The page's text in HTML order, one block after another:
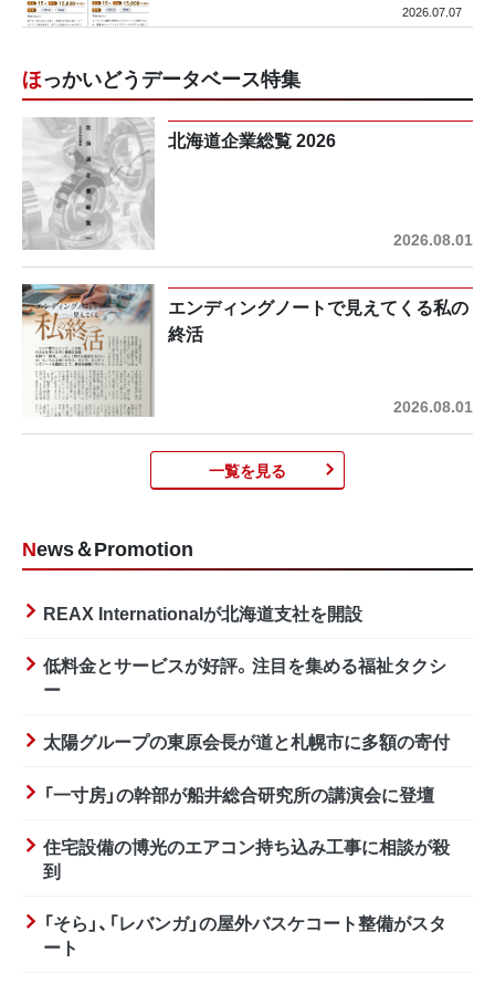
2026.07.07
ほっかいどうデータベース特集
北海道企業総覧 2026
2026.08.01
エンディングノートで見えてくる私の
終活
2026.08.01
一覧を見る
News＆Promotion
REAX Internationalが北海道支社を開設
低料金とサービスが好評。注目を集める福祉タクシ
ー
太陽グループの東原会長が道と札幌市に多額の寄付
「一寸房」の幹部が船井総合研究所の講演会に登壇
住宅設備の博光のエアコン持ち込み工事に相談が殺
到
「そら」、「レバンガ」の屋外バスケコート整備がスタ
ート